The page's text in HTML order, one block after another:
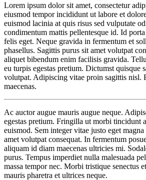
Lorem ipsum dolor sit amet, consectetur
eiusmod tempor incididunt ut labore et
euismod lacinia at quis risus sed vulputate
condimentum mattis pellentesque id. Id
felis eget. Neque gravida in fermentum et
phasellus. Sagittis purus sit amet volutpat
aliquet bibendum enim facilisis gravida.
eu turpis egestas pretium. Dictumst quisque
volutpat. Adipiscing vitae proin sagittis nisl.
maecenas.
Ac auctor augue mauris augue neque.
egestas pretium. Fringilla ut morbi tincidunt
euismod. Sem integer vitae justo eget
amet volutpat consequat. In fermentum
aliquam id diam maecenas ultricies mi.
purus. Tempus imperdiet nulla malesuada
massa tempor nec. Morbi tristique senectus
mauris pharetra et ultrices neque.